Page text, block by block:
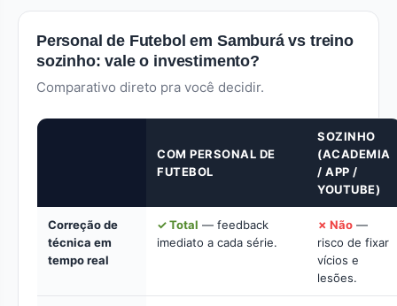
Personal de Futebol em Samburá vs treino
sozinho: vale o investimento?
Comparativo direto pra você decidir.
COM PERSONAL DE
FUTEBOL
SOZINHO
(ACADEMIA
/ APP /
YOUTUBE)
Correção de
técnica em
tempo real
✓ Total — feedback
imediato a cada série.
✗ Não —
risco de fixar
vícios e
lesões.